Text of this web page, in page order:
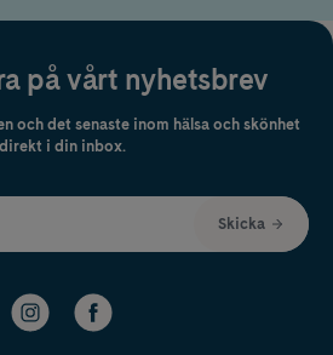
på vårt nyhetsbrev
och det senaste inom hälsa och skönhet
direkt i din inbox.
Skicka